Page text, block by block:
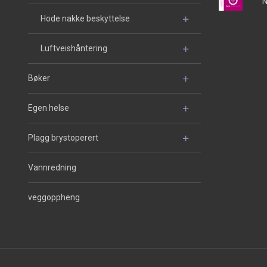
Hode nakke beskyttelse
Luftveishåntering
Bøker
Egen helse
Plagg brystoperert
Vannredning
veggoppheng